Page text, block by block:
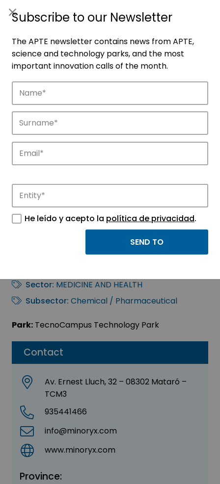
Companies
Discover the companies that drive
innovation in APTE’s parks.
Contact
Av. Ernest Lluch, 32 – 08302 Mataró –
TCM3
935441466
info@minoryx.com
www.minoryx.com
Province:
MINORYX
THERAPEUTICS, SL
Sector: MEDICINE AND HEALTH
Subsector: Chemical / Pharmaceutical
Park: TecnoCampus Technology Park
Subscribe to our Newsletter
The APTE newsletter contains news from APTE,
science and technology parks, and the most
important innovation calls of the month.
He leído y acepto la política de privacidad.